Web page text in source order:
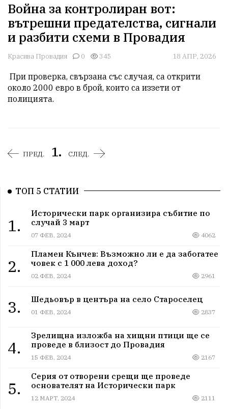
Война за контролиран вот:
вътрешни предателства, сигнали
и разбити схеми в Провадия
Красива Провадия 0 345 18 АПР, 2026
около 2000 евро в брой, които са иззети от
полицията.
ПРЕД. 1. СЛЕД.
ТОП 5 СТАТИИ
1.
Исторически парк организира събитие по
случай 3 март
07 ФЕВ, 2024 4062
2.
Пламен Кънчев: Възможно ли е да забогатее
човек с 1 000 лева доход?
02 ФЕВ, 2024 2961
3. Шедьовър в центъра на село Староселец
01 ФЕВ, 2024 2837
4.
Зрелищна изложба на хищни птици ще се
проведе в близост до Провадия
15 ФЕВ, 2024 2167
5.
Серия от отворени срещи ще проведе
основателят на Исторически парк
12 МАРТ, 2024 2111